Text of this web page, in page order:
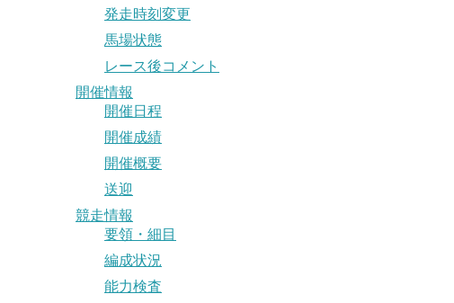
発走時刻変更
馬場状態
レース後コメント
開催情報
開催日程
開催成績
開催概要
送迎
競走情報
要領・細目
編成状況
能力検査